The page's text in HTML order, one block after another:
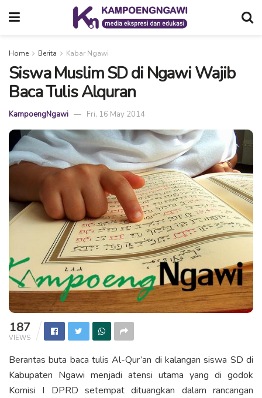
Home Berita Kabar Ngawi
Siswa Muslim SD di Ngawi Wajib
Baca Tulis Alquran
KampoengNgawi Fri, 16 May 2014
187
VIEWS
Berantas buta baca tulis Al-Qur’an di kalangan siswa SD di
Kabupaten Ngawi menjadi atensi utama yang di godok
Komisi I DPRD setempat dituangkan dalam rancangan